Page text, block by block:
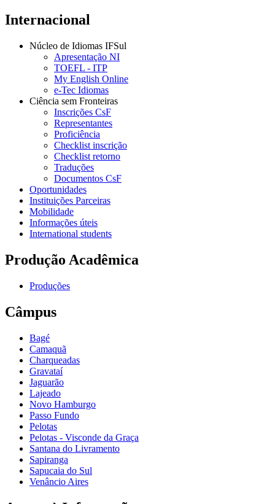
Internacional
Núcleo de Idiomas IFSul
Apresentação NI
TOEFL - ITP
My English Online
e-Tec Idiomas
Ciência sem Fronteiras
Inscrições CsF
Representantes
Proficiência
Checklist inscrição
Checklist retorno
Traduções
Documentos CsF
Oportunidades
Instituições Parceiras
Mobilidade
Informações úteis
International students
Produção Acadêmica
Produções
Câmpus
Bagé
Camaquã
Charqueadas
Gravataí
Jaguarão
Lajeado
Novo Hamburgo
Passo Fundo
Pelotas
Pelotas - Visconde da Graça
Santana do Livramento
Sapiranga
Sapucaia do Sul
Venâncio Aires